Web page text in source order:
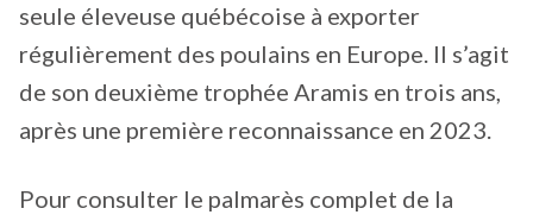
seule éleveuse québécoise à exporter
régulièrement des poulains en Europe. Il s’agit
de son deuxième trophée Aramis en trois ans,
après une première reconnaissance en 2023.
Pour consulter le palmarès complet de la